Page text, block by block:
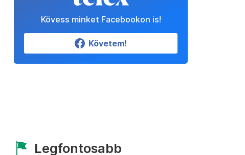
Kövess minket Facebookon is!
Követem!
Legfontosabb